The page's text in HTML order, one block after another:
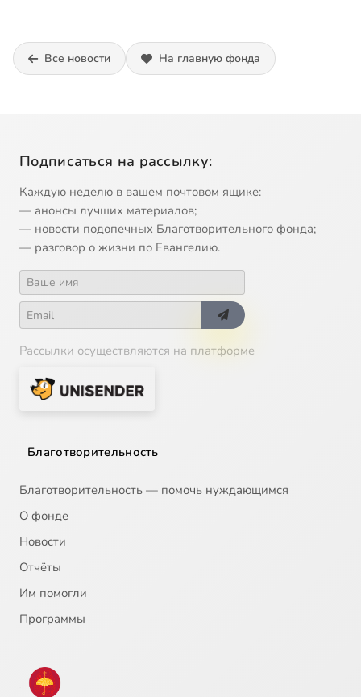
Все новости На главную фонда
Подписаться на рассылку:
Каждую неделю в вашем почтовом ящике:
— анонсы лучших материалов;
— новости подопечных Благотворительного фонда;
— разговор о жизни по Евангелию.
Рассылки осуществляются на платформе
Благотворительность
Благотворительность — помочь нуждающимся
О фонде
Новости
Отчёты
Им помогли
Программы